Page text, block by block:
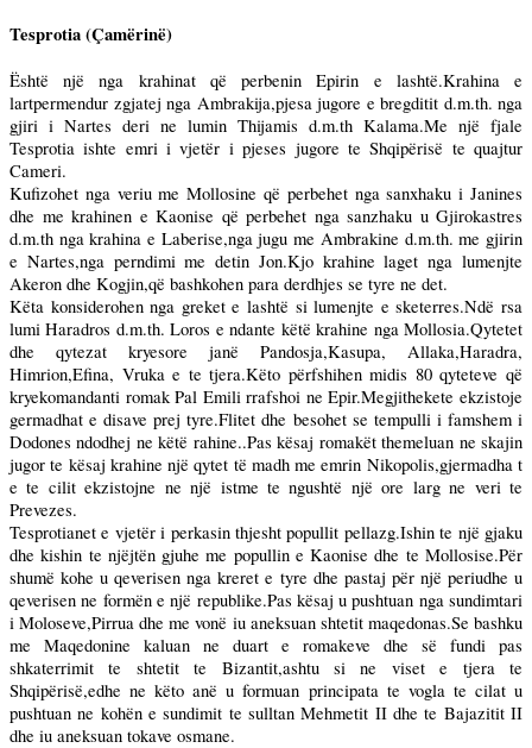
Tesprotia (Çamërinë)
Është një nga krahinat që perbenin Epirin e lashtë.Krahina e
lartpermendur zgjatej nga Ambrakija,pjesa jugore e bregditit d.m.th. nga
gjiri i Nartes deri ne lumin Thijamis d.m.th Kalama.Me një fjale
Tesprotia ishte emri i vjetër i pjeses jugore te Shqipërisë te quajtur
Cameri.
Kufizohet nga veriu me Mollosine që perbehet nga sanxhaku i Janines
dhe me krahinen e Kaonise që perbehet nga sanzhaku u Gjirokastres
d.m.th nga krahina e Laberise,nga jugu me Ambrakine d.m.th. me gjirin
e Nartes,nga perndimi me detin Jon.Kjo krahine laget nga lumenjte
Akeron dhe Kogjin,që bashkohen para derdhjes se tyre ne det.
Këta konsiderohen nga greket e lashtë si lumenjte e sketerres.Ndë rsa
lumi Haradros d.m.th. Loros e ndante këtë krahine nga Mollosia.Qytetet
dhe qytezat kryesore janë Pandosja,Kasupa, Allaka,Haradra,
Himrion,Efina, Vruka e te tjera.Këto përfshihen midis 80 qyteteve që
kryekomandanti romak Pal Emili rrafshoi ne Epir.Megjithekete ekzistoje
germadhat e disave prej tyre.Flitet dhe besohet se tempulli i famshem i
Dodones ndodhej ne këtë rahine..Pas kësaj romakët themeluan ne skajin
jugor te kësaj krahine një qytet të madh me emrin Nikopolis,gjermadha t
e te cilit ekzistojne ne një istme te ngushtë një ore larg ne veri te
Prevezes.
Tesprotianet e vjetër i perkasin thjesht popullit pellazg.Ishin te një gjaku
dhe kishin te njëjtën gjuhe me popullin e Kaonise dhe te Mollosise.Për
shumë kohe u qeverisen nga kreret e tyre dhe pastaj për një periudhe u
qeverisen ne formën e një republike.Pas kësaj u pushtuan nga sundimtari
i Moloseve,Pirrua dhe me vonë iu aneksuan shtetit maqedonas.Se bashku
me Maqedonine kaluan ne duart e romakeve dhe së fundi pas
shkaterrimit te shtetit te Bizantit,ashtu si ne viset e tjera te
Shqipërisë,edhe ne këto anë u formuan principata te vogla te cilat u
pushtuan ne kohën e sundimit te sulltan Mehmetit II dhe te Bajazitit II
dhe iu aneksuan tokave osmane.